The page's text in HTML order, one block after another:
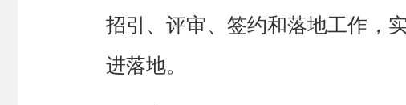
招引、评审、签约和落地工作，
进落地。